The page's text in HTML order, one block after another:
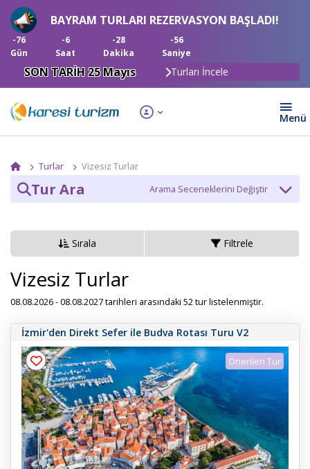
BAYRAM TURLARI REZERVASYON BAŞLADI!
-76
Gün
-6
Saat
-28
Dakika
-57
Saniye
SON TARİH 25 Mayıs Turları İncele
Turlar Vizesiz Turlar
Tur Ara
Tarih
Tur Ara
Sırala Filtrele
Vizesiz Turlar
08.08.2026 - 08.08.2027 tarihleri arasındaki 52 tur listelenmiştir.
İzmir'den Direkt Sefer ile Budva Rotası Turu V2
Önerilen Tur